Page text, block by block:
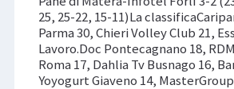
25, 25-22, 15-11)La
Parma 30, Chieri Volley Club 21,
Lavoro.Doc Pontecagnano 18,
Roma 17, Dahlia Tv Busnago 16,
Yoyogurt Giaveno 14,